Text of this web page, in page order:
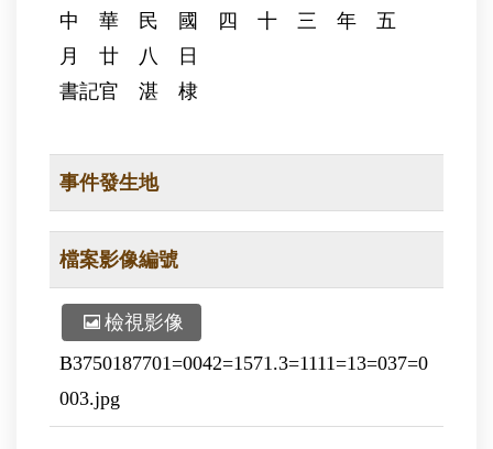
中 華 民 國 四 十 三 年 五
月 廿 八 日
書記官 湛 棣
事件發生地
檔案影像編號
檢視影像
B3750187701=0042=1571.3=1111=13=037=0
003.jpg